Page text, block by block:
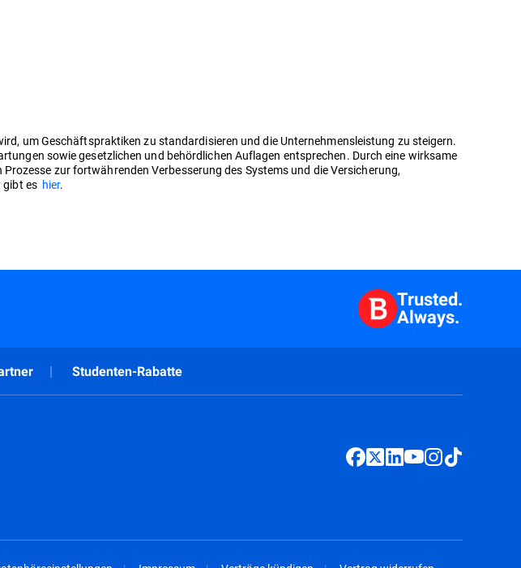
um Geschäftspraktiken zu standardisieren und die Unternehmensleistung zu steigern.
sowie gesetzlichen und behördlichen Auflagen entsprechen. Durch eine wirksame
zur fortwährenden Verbesserung des Systems und die Versicherung,
gibt es hier.
Trusted.
Always.
Studenten-Rabatte